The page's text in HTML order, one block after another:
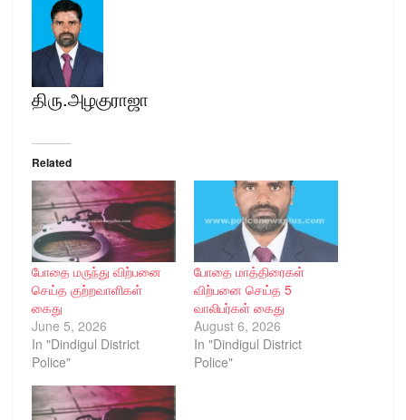
திரு.அழகுராஜா
Related
போதை மருந்து விற்பனை
செய்த குற்றவாளிகள்
கைது
June 5, 2026
In "Dindigul District
Police"
போதை மாத்திரைகள்
விற்பனை செய்த 5
வாலிபர்கள் கைது
August 6, 2026
In "Dindigul District
Police"